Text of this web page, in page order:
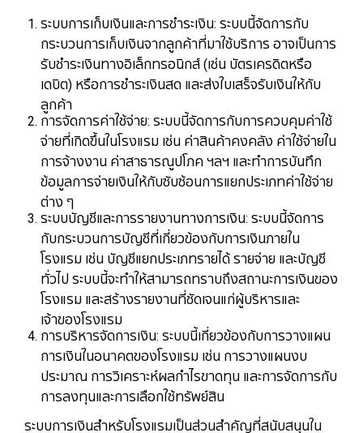
ระบบการเก็บเงินและการชำระเงิน: ระบบนี้จัดการกับ
กระบวนการเก็บเงินจากลูกค้าที่มาใช้บริการ อาจเป็นการ
รับชำระเงินทางอิเล็กทรอนิกส์ (เช่น บัตรเครดิตหรือ
เดบิต) หรือการชำระเงินสด และส่งใบเสร็จรับเงินให้กับ
ลูกค้า
การจัดการค่าใช้จ่าย: ระบบนี้จัดการกับการควบคุมค่าใช้
จ่ายที่เกิดขึ้นในโรงแรม เช่น ค่าสินค้าคงคลัง ค่าใช้จ่ายใน
การจ้างงาน ค่าสาธารณูปโภค ฯลฯ และทำการบันทึก
ข้อมูลการจ่ายเงินให้กับซับซ้อนการแยกประเภทค่าใช้จ่าย
ต่าง ๆ
ระบบบัญชีและการรายงานทางการเงิน: ระบบนี้จัดการ
กับกระบวนการบัญชีที่เกี่ยวข้องกับการเงินภายใน
โรงแรม เช่น บัญชีแยกประเภทรายได้ รายจ่าย และบัญชี
ทั่วไป ระบบนี้จะทำให้สามารถทราบถึงสถานะการเงินของ
โรงแรม และสร้างรายงานที่ชัดเจนแก่ผู้บริหารและ
เจ้าของโรงแรม
การบริหารจัดการเงิน: ระบบนี้เกี่ยวข้องกับการวางแผน
การเงินในอนาคตของโรงแรม เช่น การวางแผนงบ
ประมาณ การวิเคราะห์ผลกำไรขาดทุน และการจัดการกับ
การลงทุนและการเลือกใช้ทรัพย์สิน
ระบบการเงินสำหรับโรงแรมเป็นส่วนสำคัญที่สนับสนุนใน